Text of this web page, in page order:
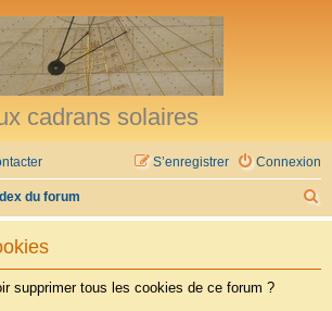
cadrans solaires
Connexion
S’enregistrer
du forum
e
supprimer tous les cookies de ce forum ?